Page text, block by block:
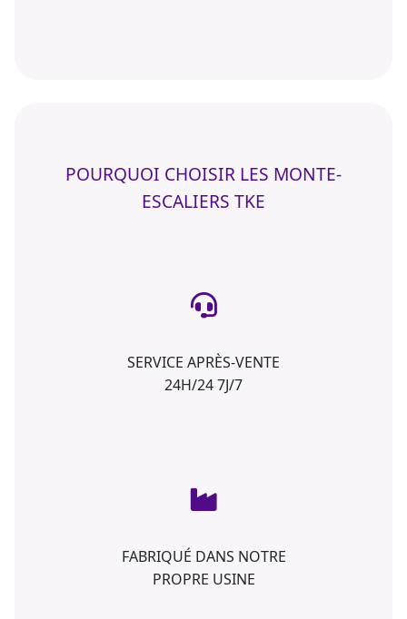
POURQUOI CHOISIR LES MONTE-
ESCALIERS TKE
SERVICE APRÈS-VENTE
24H/24 7J/7
FABRIQUÉ DANS NOTRE
PROPRE USINE